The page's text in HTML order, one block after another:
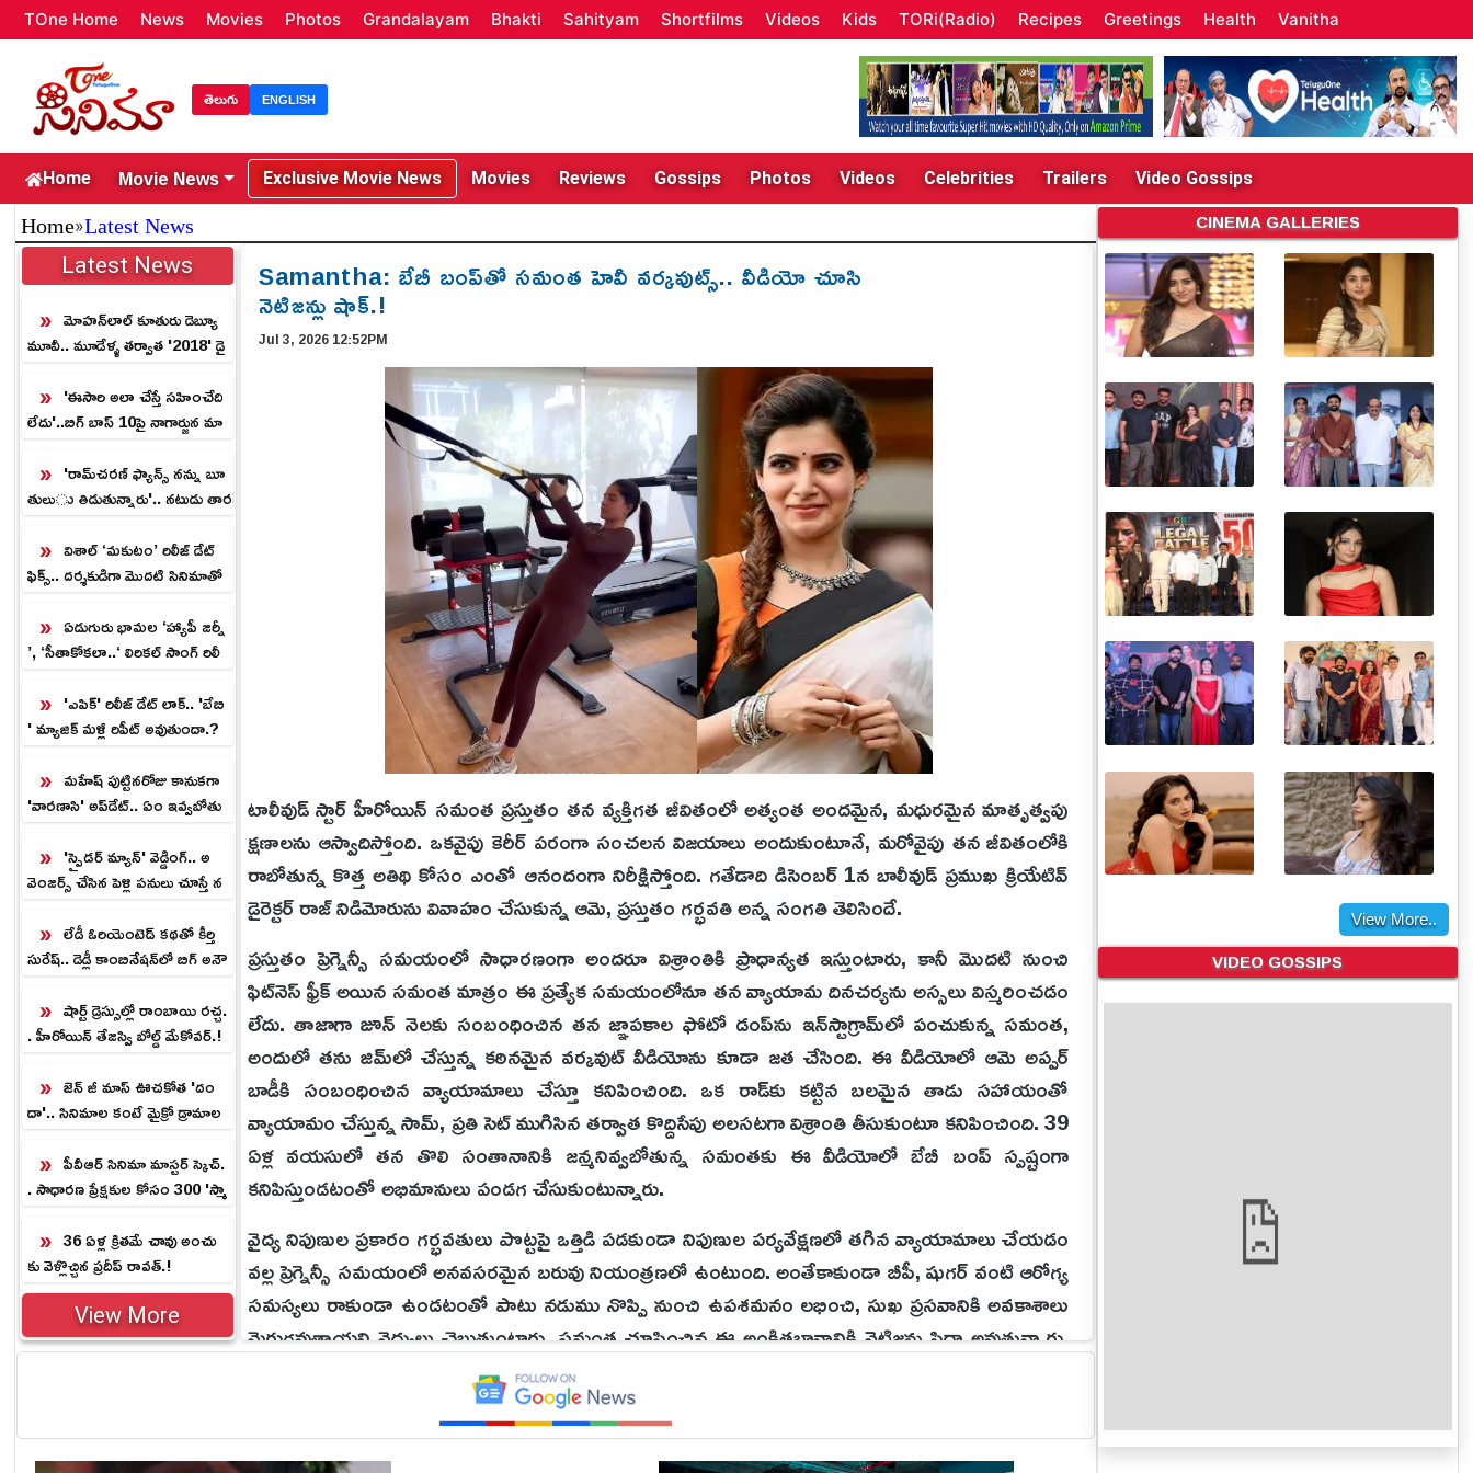
TOne Home News Movies Photos Grandalayam Bhakti Sahityam Shortfilms Videos Kids TORi(Radio) Recipes Greetings Health Vanitha
తెలుగు ENGLISH
Home Movie News Exclusive Movie News Movies Reviews Gossips Photos Videos Celebrities Trailers Video Gossips
Home»Latest News
Latest News
మోహన్‌లాల్ కూతురు డెబ్యూ
మూవీ.. మూడేళ్ళ తర్వాత '2018' డై
'ఈసారి అలా చేస్తే సహించేది
లేదు'..బిగ్ బాస్ 10పై నాగార్జున మా
'రామ్‌చరణ్ ఫ్యాన్స్ న‌న్ను బూ
తులు తిడుతున్నారు'.. నటుడు తారక్
విశాల్ ‘మకుటం’ రిలీజ్ డేట్
ఫిక్స్.. దర్శకుడిగా మొదటి సినిమాతో
ఏడుగురు భామల ‘హ్యాపీ జర్నీ
’, ‘సీతాకోకలా..‘ లిరికల్ సాంగ్ రిలీ
'ఎపిక్' రిలీజ్ డేట్ లాక్.. 'బేబి
' మ్యాజిక్ మళ్లీ రిపీట్ అవుతుందా.?
మహేష్ పుట్టినరోజు కానుకగా
'వారణాసి' అప్‌డేట్.. ఏం ఇవ్వ‌బోతు
'స్పైడర్‌ మ్యాన్‌' వెడ్డింగ్.. అ
వెంజర్స్ చేసిన పెళ్లి పనులు చూస్తే న
లేడీ ఓరియెంటెడ్ కథతో కీర్తి
సురేష్‌.. డెడ్లీ కాంబినేషన్‌లో బిగ్ అనౌ
షార్ట్ డ్రెస్సుల్లో రాంబాయి రచ్చ.
. హీరోయిన్ తేజస్వి బోల్డ్ మేకోవర్.!
జెన్ జీ మాస్ ఊచకోత 'దం
దా'.. సినిమాల కంటే మైక్రో డ్రామాల
పీవీఆర్ సినిమా మాస్టర్ స్కెచ్.
. సాధారణ ప్రేక్షకుల కోసం 300 'స్మా
36 ఏళ్ల క్రిత‌మే చావు అంచు
కు వెళ్లొచ్చిన ప్ర‌దీప్ రావ‌త్‌.!
View More
Samantha: బేబీ బంప్‌తో సమంత హెవీ వ‌ర్క‌వుట్స్.. వీడియో చూసి
నెటిజన్లు షాక్.!
Jul 3, 2026 12:52PM
టాలీవుడ్ స్టార్ హీరోయిన్ సమంత ప్రస్తుతం తన వ్యక్తిగత జీవితంలో అత్యంత అందమైన, మధురమైన మాతృత్వపు
క్షణాలను ఆస్వాదిస్తోంది. ఒకవైపు కెరీర్ పరంగా సంచలన విజయాలు అందుకుంటూనే, మరోవైపు తన జీవితంలోకి
రాబోతున్న కొత్త అతిథి కోసం ఎంతో ఆనందంగా నిరీక్షిస్తోంది. గతేడాది డిసెంబర్ 1న బాలీవుడ్ ప్రముఖ క్రియేటివ్
డైరెక్టర్ రాజ్ నిడిమోరును వివాహం చేసుకున్న ఆమె, ప్రస్తుతం గర్భవతి అన్న సంగతి తెలిసిందే.
ప్రస్తుతం ప్రెగ్నెన్సీ సమయంలో సాధారణంగా అందరూ విశ్రాంతికి ప్రాధాన్యత ఇస్తుంటారు, కానీ మొదటి నుంచి
ఫిట్‌నెస్ ఫ్రీక్ అయిన సమంత మాత్రం ఈ ప్రత్యేక సమయంలోనూ తన వ్యాయామ దినచర్యను అస్సలు విస్మరించడం
లేదు. తాజాగా జూన్ నెలకు సంబంధించిన తన జ్ఞాపకాల ఫోటో డంప్‌ను ఇన్‌స్టాగ్రామ్‌లో పంచుకున్న సమంత,
అందులో తను జిమ్‌లో చేస్తున్న కఠినమైన వ‌ర్క‌వుట్‌ వీడియోను కూడా జత చేసింది. ఈ వీడియోలో ఆమె అప్పర్
బాడీకి సంబంధించిన వ్యాయామాలు చేస్తూ కనిపించింది. ఒక రాడ్‌కు కట్టిన బలమైన తాడు సహాయంతో
వ్యాయామం చేస్తున్న సామ్, ప్రతి సెట్ ముగిసిన తర్వాత కొద్దిసేపు అలసటగా విశ్రాంతి తీసుకుంటూ కనిపించింది. 39
ఏళ్ల వయసులో తన తొలి సంతానానికి జన్మనివ్వబోతున్న సమంతకు ఈ వీడియోలో బేబీ బంప్ స్పష్టంగా
కనిపిస్తుండటంతో అభిమానులు పండగ చేసుకుంటున్నారు.
వైద్య నిపుణుల ప్రకారం గర్భవతులు పొట్టపై ఒత్తిడి పడకుండా నిపుణుల పర్యవేక్షణలో తగిన వ్యాయామాలు చేయడం
వల్ల ప్రెగ్నెన్సీ సమయంలో అనవసరమైన బరువు నియంత్రణలో ఉంటుంది. అంతేకాకుండా బీపీ, షుగర్ వంటి ఆరోగ్య
సమస్యలు రాకుండా ఉండటంతో పాటు నడుము నొప్పి నుంచి ఉపశమనం లభించి, సుఖ ప్రసవానికి అవకాశాలు
మెరుగవుతాయని వైద్యులు చెబుతుంటారు. సమంత చూపించిన ఈ అంకితభావానికి నెటిజన్లు ఫిదా అవుతున్నారు.
సోషల్ మీడియాలో "లవ్ యూ సామ్.. మీ చిన్నారిని చూడటానికి ఎంతో ఆసక్తిగా ఎదురుచూస్తున్నాం" అంటూ
నెటిజన్లు శుభాకాంక్షలు తెలుపుతుండగా, మరికొందరు మాత్రం ఈ సమయంలో ఆరోగ్యాన్ని జాగ్రత్తగా
చూసుకోవాలని, తగినంత విశ్రాంతి తీసుకోవాలని సలహాలు ఇస్తున్నారు.
CINEMA GALLERIES
View More..
VIDEO GOSSIPS